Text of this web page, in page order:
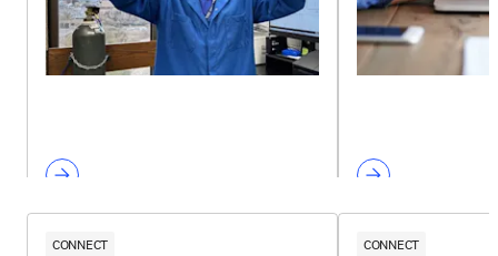
CONNECT CONNECT